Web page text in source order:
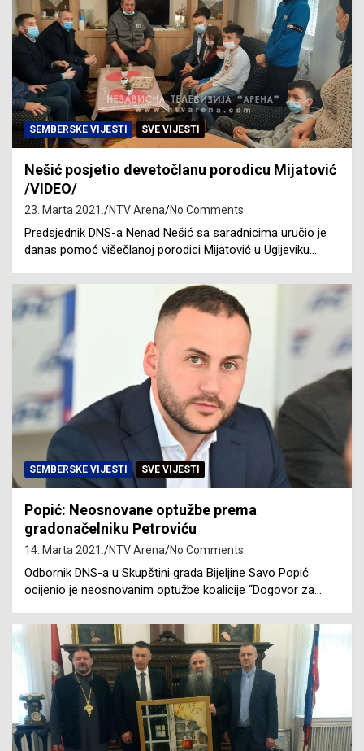
SEMBERSKE VIJESTI SVE VIJESTI
Nešić posjetio devetočlanu porodicu Mijatović
/VIDEO/
23. Marta 2021. NTV Arena No Comments
Predsjednik DNS-a Nenad Nešić sa saradnicima uručio je
danas pomoć višečlanoj porodici Mijatović u Ugljeviku.…
SEMBERSKE VIJESTI SVE VIJESTI
Popić: Neosnovane optužbe prema
gradonačelniku Petroviću
14. Marta 2021. NTV Arena No Comments
Odbornik DNS-a u Skupštini grada Bijeljine Savo Popić
ocijenio je neosnovanim optužbe koalicije “Dogovor za…